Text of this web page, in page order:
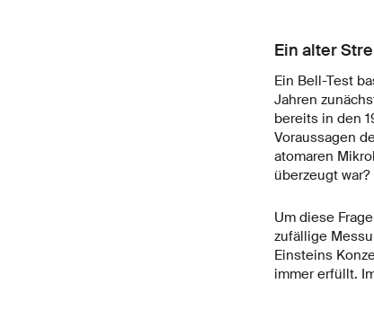
Ein alter
Ein Bell-Test
Jahren
bereits in den
Voraussagen
atomaren
überzeugt war?
Um diese
zufällige
Einsteins
immer erfüllt.